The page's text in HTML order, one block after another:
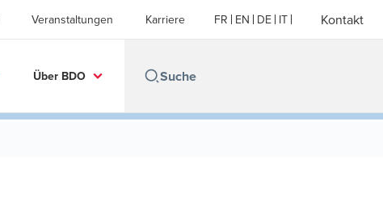
Veranstaltungen Karriere FR EN DE IT Kontakt
Über BDO